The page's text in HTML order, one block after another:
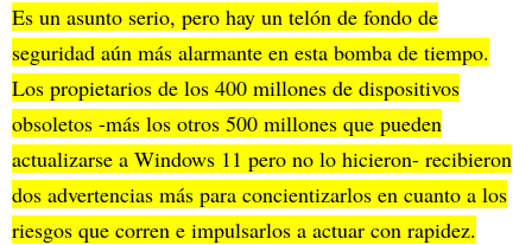
Es un asunto serio, pero hay un telón de fondo de
seguridad aún más alarmante en esta bomba de tiempo.
Los propietarios de los 400 millones de dispositivos
obsoletos -más los otros 500 millones que pueden
actualizarse a Windows 11 pero no lo hicieron- recibieron
dos advertencias más para concientizarlos en cuanto a los
riesgos que corren e impulsarlos a actuar con rapidez.